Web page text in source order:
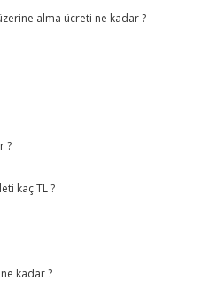
alma ücreti ne kadar ?
?
kaç TL ?
kadar ?